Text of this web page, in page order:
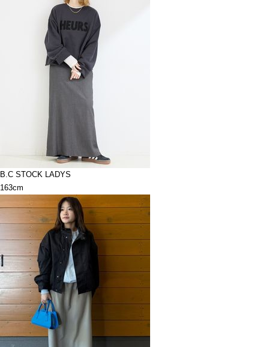
B.C STOCK LADYS
163cm